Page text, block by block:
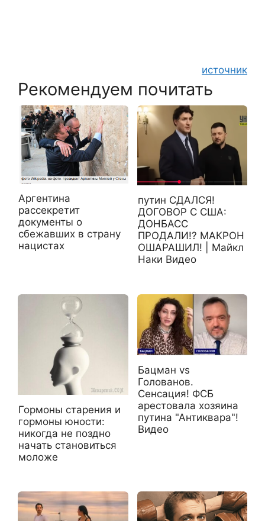
источник
Рекомендуем почитать
Аргентина
рассекретит
документы о
сбежавших в страну
нацистах
путин СДАЛСЯ!
ДОГОВОР С США:
ДОНБАСС
ПРОДАЛИ!? МАКРОН
ОШАРАШИЛ! | Майкл
Наки Видео
Гормоны старения и
гормоны юности:
никогда не поздно
начать становиться
моложе
Бацман vs
Голованов.
Сенсация! ФСБ
арестовала хозяина
путина "Антиквара"!
Видео